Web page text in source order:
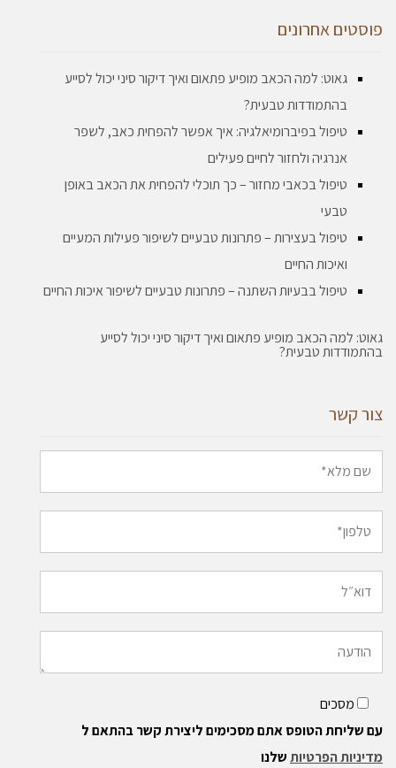
פוסטים אחרונים
גאוט: למה הכאב מופיע פתאום ואיך דיקור סיני יכול לסייע
בהתמודדות טבעית?
טיפול בפיברומיאלגיה: איך אפשר להפחית כאב, לשפר
אנרגיה ולחזור לחיים פעילים
טיפול בכאבי מחזור – כך תוכלי להפחית את הכאב באופן
טבעי
טיפול בעצירות – פתרונות טבעיים לשיפור פעילות המעיים
ואיכות החיים
טיפול בבעיות השתנה – פתרונות טבעיים לשיפור איכות החיים
גאוט: למה הכאב מופיע פתאום ואיך דיקור סיני יכול לסייע
בהתמודדות טבעית?
צור קשר
מסכים
עם שליחת הטופס אתם מסכימים ליצירת קשר בהתאם ל
מדיניות הפרטיותשלנו